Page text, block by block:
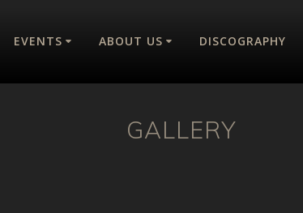
EVENTS ABOUT US DISCOGRAPHY
GALLERY